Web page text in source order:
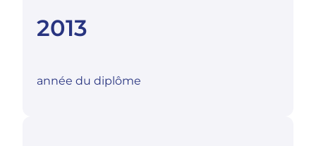
2013
année du diplôme